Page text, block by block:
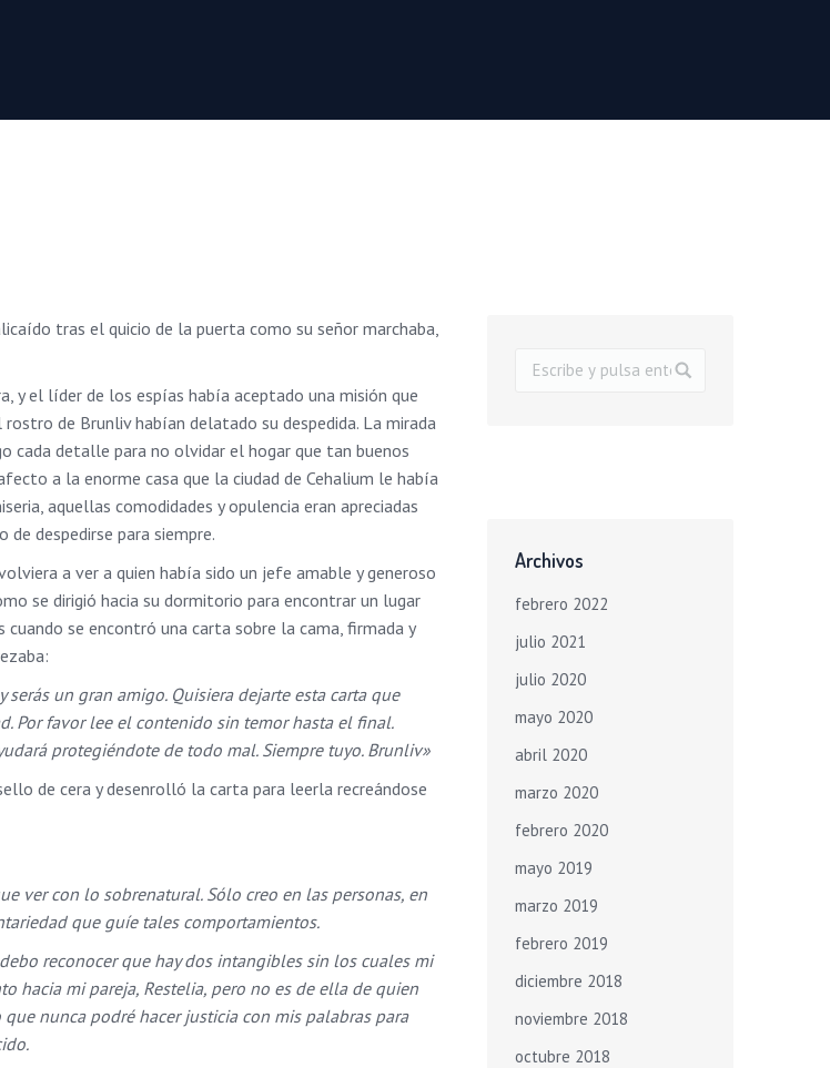
tras el quicio de la puerta como su señor marchaba,
y el líder de los espías había aceptado una misión que
de Brunliv habían delatado su despedida. La mirada
cada detalle para no olvidar el hogar que tan buenos
a la enorme casa que la ciudad de Cehalium le había
aquellas comodidades y opulencia eran apreciadas
despedirse para siempre.
a ver a quien había sido un jefe amable y generoso
se dirigió hacia su dormitorio para encontrar un lugar
se encontró una carta sobre la cama, firmada y
un gran amigo. Quisiera dejarte esta carta que
Por favor lee el contenido sin temor hasta el final.
protegiéndote de todo mal. Siempre tuyo. Brunliv»
de cera y desenrolló la carta para leerla recreándose
ver con lo sobrenatural. Sólo creo en las personas, en
que guíe tales comportamientos.
reconocer que hay dos intangibles sin los cuales mi
hacia mi pareja, Restelia, pero no es de ella de quien
nunca podré hacer justicia con mis palabras para
Archivos
febrero 2022
julio 2021
julio 2020
mayo 2020
abril 2020
marzo 2020
febrero 2020
mayo 2019
marzo 2019
febrero 2019
diciembre 2018
noviembre 2018
octubre 2018